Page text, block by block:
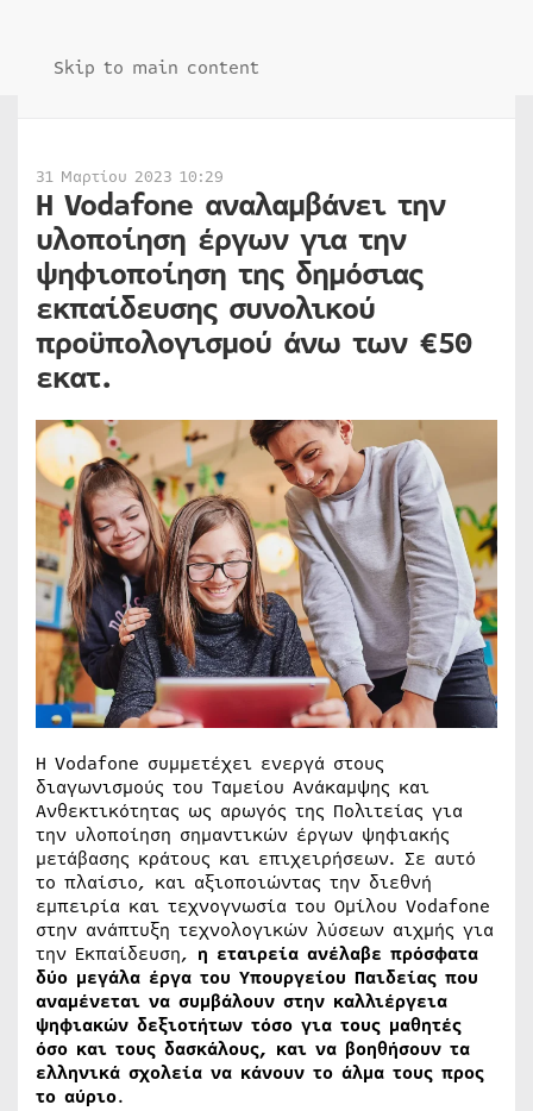
Skip to main content
31 Μαρτίου 2023 10:29
Η Vodafone αναλαμβάνει την
υλοποίηση έργων για την
ψηφιοποίηση της δημόσιας
εκπαίδευσης συνολικού
προϋπολογισμού άνω των €50
εκατ.
Η Vodafone συμμετέχει ενεργά στους
διαγωνισμούς του Ταμείου Ανάκαμψης και
Ανθεκτικότητας ως αρωγός της Πολιτείας για
την υλοποίηση σημαντικών έργων ψηφιακής
μετάβασης κράτους και επιχειρήσεων. Σε αυτό
το πλαίσιο, και αξιοποιώντας την διεθνή
εμπειρία και τεχνογνωσία του Ομίλου Vodafone
στην ανάπτυξη τεχνολογικών λύσεων αιχμής για
την Εκπαίδευση, η εταιρεία ανέλαβε πρόσφατα
δύο μεγάλα έργα του Υπουργείου Παιδείας που
αναμένεται να συμβάλουν στην καλλιέργεια
ψηφιακών δεξιοτήτων τόσο για τους μαθητές
όσο και τους δασκάλους, και να βοηθήσουν τα
ελληνικά σχολεία να κάνουν το άλμα τους προς
το αύριο.